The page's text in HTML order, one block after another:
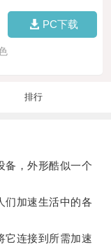
PC下载
排行
，外形酷似一个
加速生活中的各
连接到所需加速